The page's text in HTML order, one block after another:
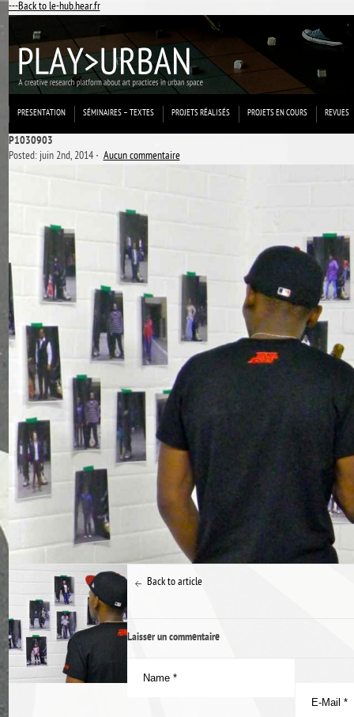
---Back to le-hub.hear.fr
PRESENTATION SÉMINAIRES – TEXTES PROJETS RÉALISÉS PROJETS EN COURS REVUES
P1030903
Posted: juin 2nd, 2014 ˑAucun commentaire
Back to article
Laisser un commentaire